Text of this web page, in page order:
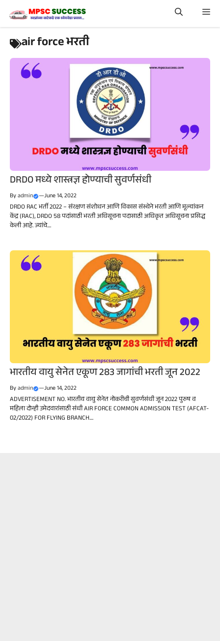
content
air force भरती
DRDO मध्ये शास्त्रज्ञ होण्याची सुवर्णसंधी
Byadmin —June 14, 2022
DRDO RAC भर्ती 2022 – संरक्षण संशोधन आणि विकास संस्थेने भरती आणि मूल्यांकन
केंद्र (RAC), DRDO 58 पदांसाठी भरती अधिसूचना पदासाठी अधिकृत अधिसूचना प्रसिद्ध
केली आहे. ज्यांचे....
भारतीय वायु सेनेत एकूण 283 जागांची भरती जून 2022
Byadmin —June 14, 2022
ADVERTISEMENT NO. भारतीय वायु सेनेत नोकरीची सुवर्णसंधी जून 2022 पुरुष व
महिला दोन्ही उमेदवारांसाठी संधी AIR FORCE COMMON ADMISSION TEST (AFCAT-
02/2022) FOR FLYING BRANCH....